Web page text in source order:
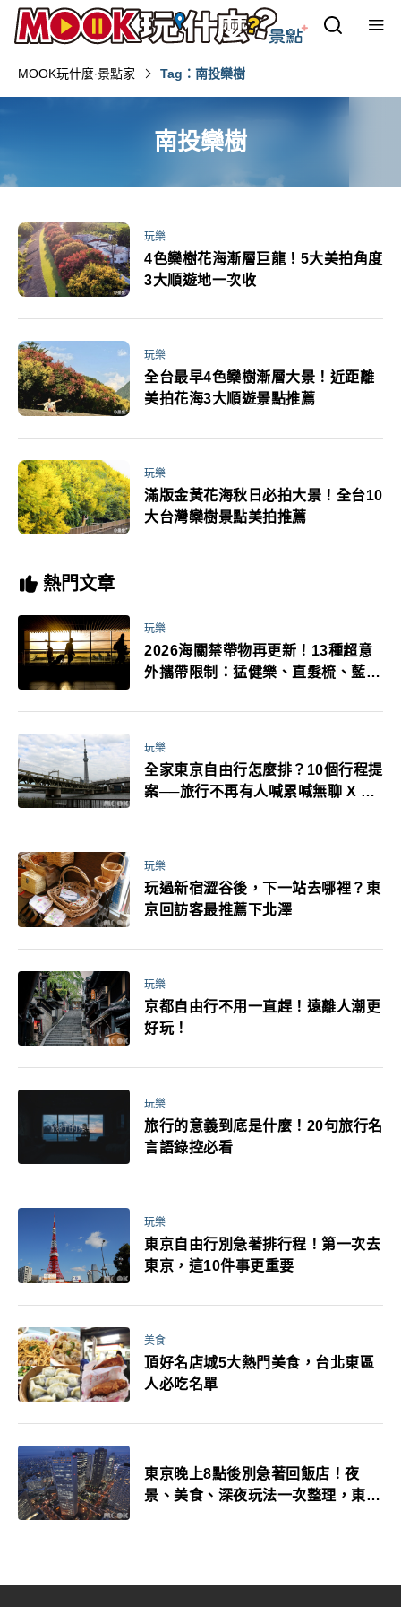
MOOK玩什麼‧景點家 Tag：南投欒樹
南投欒樹
玩樂
4色欒樹花海漸層巨龍！5大美拍角度
3大順遊地一次收
玩樂
全台最早4色欒樹漸層大景！近距離
美拍花海3大順遊景點推薦
玩樂
滿版金黃花海秋日必拍大景！全台10
大台灣欒樹景點美拍推薦
熱門文章
玩樂
2026海關禁帶物再更新！13種超意
外攜帶限制：猛健樂、直髮梳、藍牙
萬！注意事項一次看！
玩樂
全家東京自由行怎麼排？10個行程提
案──旅行不再有人喊累喊無聊 X 爸
玩樂
玩過新宿澀谷後，下一站去哪裡？東
京回訪客最推薦下北澤
玩樂
京都自由行不用一直趕！遠離人潮更
好玩！
玩樂
旅行的意義到底是什麼！20句旅行名
言語錄控必看
玩樂
東京自由行別急著排行程！第一次去
東京，這10件事更重要
美食
頂好名店城5大熱門美食，台北東區
人必吃名單
東京晚上8點後別急著回飯店！夜
景、美食、深夜玩法一次整理，東京